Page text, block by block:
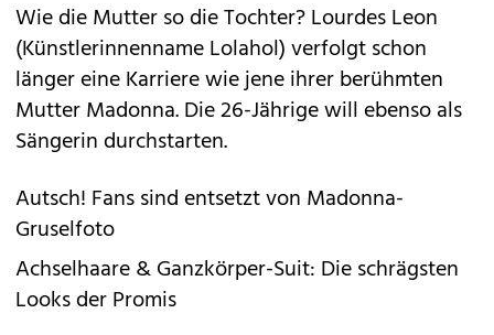
Wie die Mutter so die Tochter?Lourdes Leon
(Künstlerinnenname Lolahol) verfolgt schon
länger eine Karriere wie jene ihrer berühmten
Mutter Madonna. Die 26-Jährige will ebenso als
Sängerin durchstarten.
Autsch! Fans sind entsetzt von Madonna-
Gruselfoto
Achselhaare & Ganzkörper-Suit: Die schrägsten
Looks der Promis